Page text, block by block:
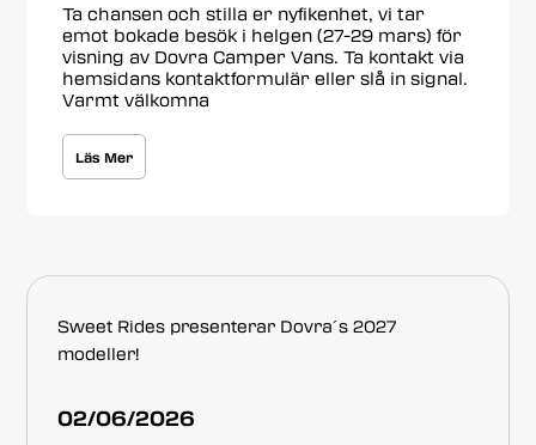
Ta chansen och stilla er nyfikenhet, vi tar
emot bokade besök i helgen (27-29 mars) för
visning av Dovra Camper Vans. Ta kontakt via
hemsidans kontaktformulär eller slå in signal.
Varmt välkomna
Läs Mer
Sweet Rides presenterar Dovra´s 2027
modeller!
02/06/2026